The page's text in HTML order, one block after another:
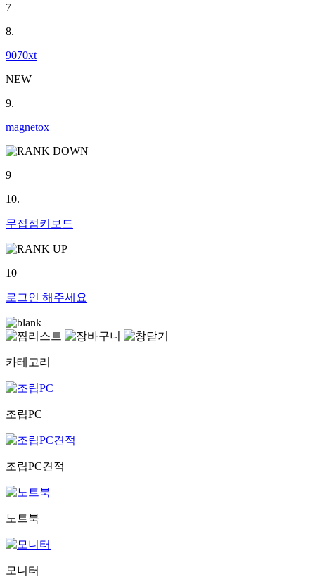
7
8.
9070xt
NEW
9.
magnetox
9
10.
무접점키보드
10
로그인 해주세요
카테고리
조립PC
조립PC견적
노트북
모니터